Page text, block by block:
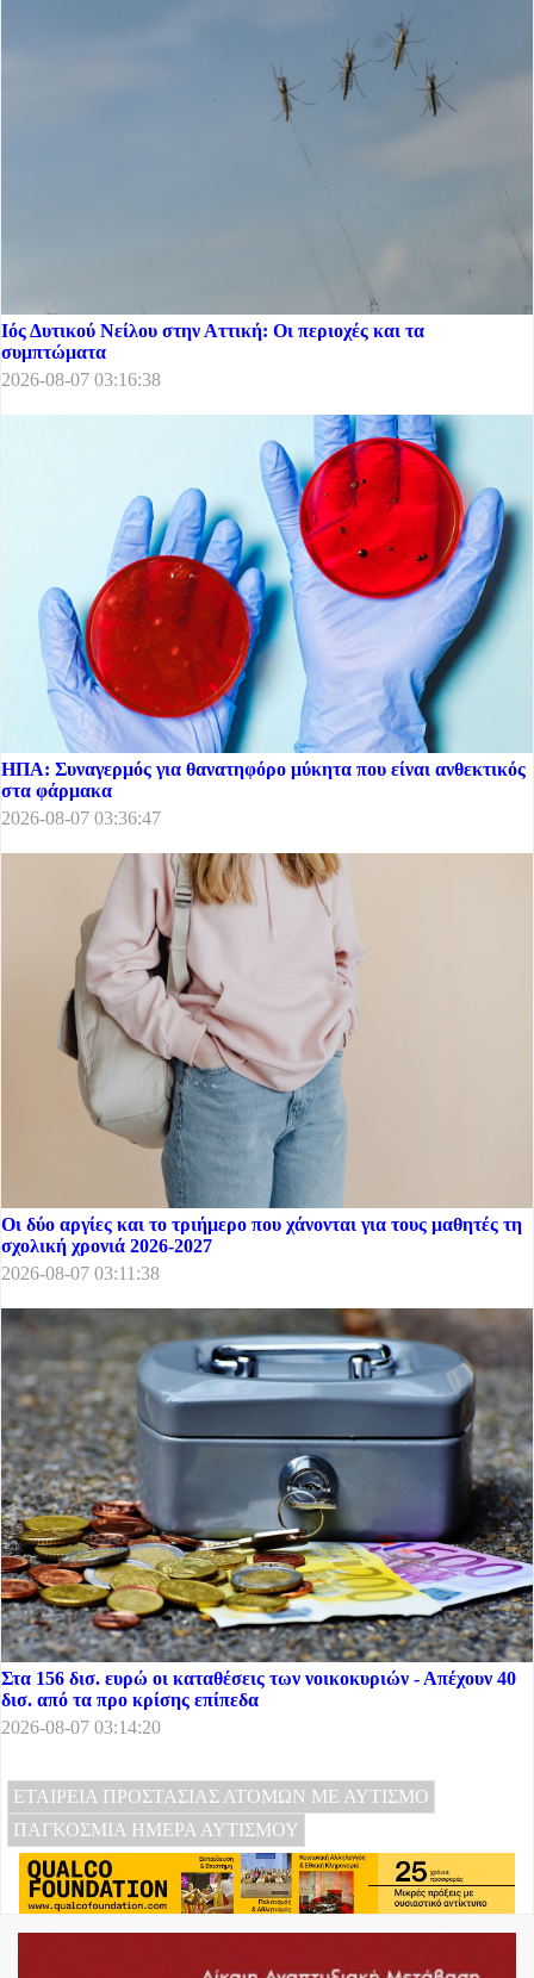
Ιός Δυτικού Νείλου στην Αττική: Οι περιοχές και τα
συμπτώματα
2026-08-07 03:16:38
ΗΠΑ: Συναγερμός για θανατηφόρο μύκητα που είναι ανθεκτικός
στα φάρμακα
2026-08-07 03:36:47
Οι δύο αργίες και το τριήμερο που χάνονται για τους μαθητές τη
σχολική χρονιά 2026-2027
2026-08-07 03:11:38
Στα 156 δισ. ευρώ οι καταθέσεις των νοικοκυριών - Απέχουν 40
δισ. από τα προ κρίσης επίπεδα
2026-08-07 03:14:20
ΕΤΑΙΡΕΙΑ ΠΡΟΣΤΑΣΙΑΣ ΑΤΟΜΩΝ ΜΕ ΑΥΤΙΣΜΟ
ΠΑΓΚΟΣΜΙΑ ΗΜΕΡΑ ΑΥΤΙΣΜΟΥ